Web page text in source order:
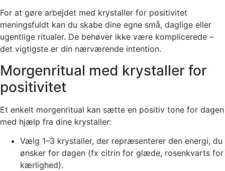
For at gøre arbejdet med krystaller for positivitet
meningsfuldt kan du skabe dine egne små, daglige eller
ugentlige ritualer. De behøver ikke være komplicerede –
det vigtigste er din nærværende intention.
Morgenritual med krystaller for
positivitet
Et enkelt morgenritual kan sætte en positiv tone for dagen
med hjælp fra dine krystaller:
Vælg 1–3 krystaller, der repræsenterer den energi, du
ønsker for dagen (fx citrin for glæde, rosenkvarts for
kærlighed).